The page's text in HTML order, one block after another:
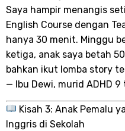
Saya hampir menangis
English Course dengan
hanya 30 menit. Minggu
ketiga, anak saya betah
bahkan ikut lomba story
— Ibu Dewi, murid ADHD 9
Kisah 3: Anak Pemalu
Inggris di Sekolah